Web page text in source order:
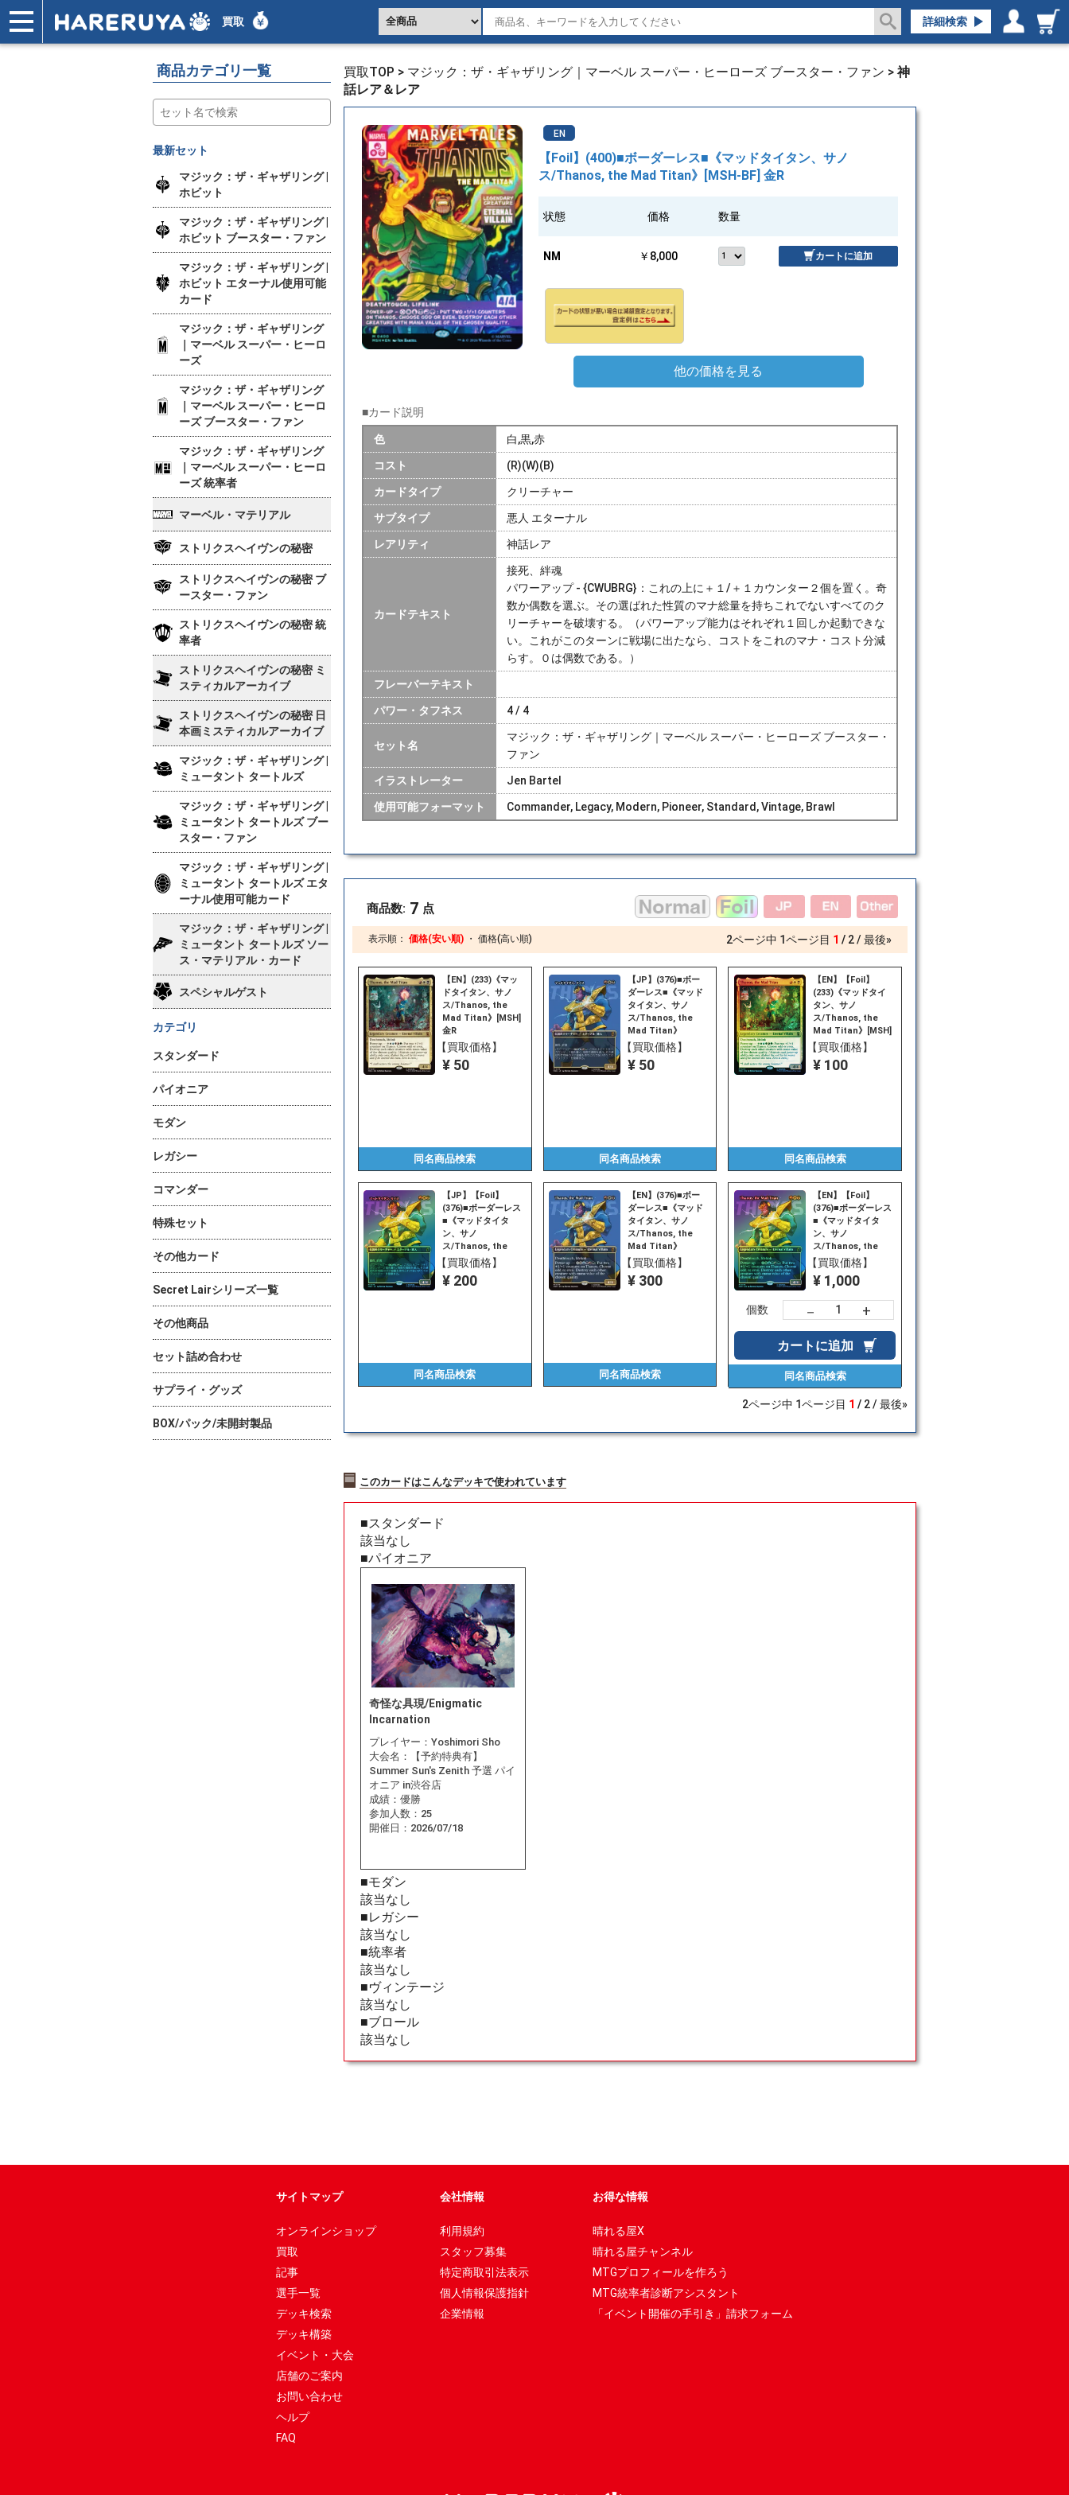
買取 詳細検索
商品カテゴリ一覧 買取TOP > マジック：ザ・ギャザリング｜マーベル スーパー・ヒーローズ ブースター・ファン > 神
話レア＆レア
EN
【Foil】(400)■ボーダーレス■《マッドタイタン、サノ
ス/Thanos, the Mad Titan》[MSH-BF] 金R
状態 価格 数量
NM ￥8,000 カートに追加
他の価格を見る
■カード説明
色 白,黒,赤
コスト (R)(W)(B)
カードタイプ クリーチャー
サブタイプ 悪人 エターナル
レアリティ 神話レア
カードテキスト
接死、絆魂
パワーアップ - {CWUBRG}：これの上に＋１/＋１カウンター２個を置く。奇
数か偶数を選ぶ。その選ばれた性質のマナ総量を持ちこれでないすべてのク
リーチャーを破壊する。（パワーアップ能力はそれぞれ１回しか起動できな
い。これがこのターンに戦場に出たなら、コストをこれのマナ・コスト分減
らす。０は偶数である。）
フレーバーテキスト
パワー・タフネス 4 / 4
セット名
マジック：ザ・ギャザリング｜マーベル スーパー・ヒーローズ ブースター・
ファン
イラストレーター Jen Bartel
使用可能フォーマット Commander, Legacy, Modern, Pioneer, Standard, Vintage, Brawl
商品数: 7 点
表示順： 価格(安い順) ・ 価格(高い順) 2ページ中 1ページ目 1 2 最後»
【EN】(233)《マッ
ドタイタン、サノ
ス/Thanos, the
Mad Titan》[MSH]
金R
【買取価格】
¥ 50
同名商品検索
【JP】(376)■ボー
ダーレス■《マッド
タイタン、サノ
ス/Thanos, the
Mad Titan》
[MSH-BF] 金R
【買取価格】
¥ 50
同名商品検索
【EN】【Foil】
(233)《マッドタイ
タン、サノ
ス/Thanos, the
Mad Titan》[MSH]
金R
【買取価格】
¥ 100
同名商品検索
【JP】【Foil】
(376)■ボーダーレス
■《マッドタイタ
ン、サノ
ス/Thanos, the
Mad Titan》
[MSH-BF] 金R
【買取価格】
¥ 200
同名商品検索
【EN】(376)■ボー
ダーレス■《マッド
タイタン、サノ
ス/Thanos, the
Mad Titan》
[MSH-BF] 金R
【買取価格】
¥ 300
同名商品検索
【EN】【Foil】
(376)■ボーダーレス
■《マッドタイタ
ン、サノ
ス/Thanos, the
Mad Titan》
[MSH-BF] 金R
【買取価格】
¥ 1,000
個数 － +
カートに追加
同名商品検索
2ページ中 1ページ目 1 2 最後»
このカードはこんなデッキで使われています
■スタンダード
該当なし
■パイオニア
奇怪な具現/Enigmatic
Incarnation
プレイヤー： Yoshimori Sho
大会名：
【予約特典有】
Summer Sun's Zenith 予選 パイ
オニア in渋谷店
成績： 優勝
参加人数： 25
開催日： 2026/07/18
■モダン
該当なし
■レガシー
該当なし
■統率者
該当なし
■ヴィンテージ
該当なし
■ブロール
該当なし
サイトマップ
オンラインショップ
買取
記事
選手一覧
デッキ検索
デッキ構築
イベント・大会
店舗のご案内
お問い合わせ
ヘルプ
FAQ
会社情報
利用規約
スタッフ募集
特定商取引法表示
個人情報保護指針
企業情報
お得な情報
晴れる屋X
晴れる屋チャンネル
MTGプロフィールを作ろう
MTG統率者診断アシスタント
「イベント開催の手引き」請求フォーム